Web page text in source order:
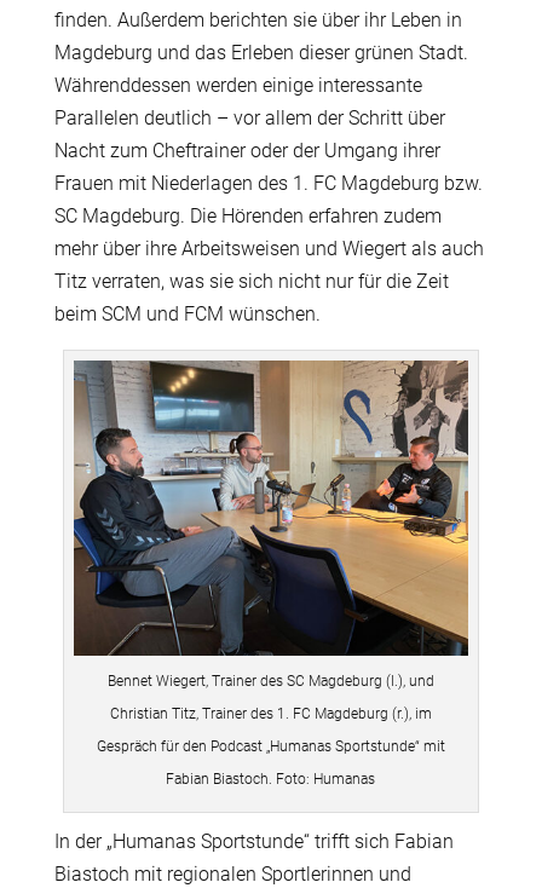
finden. Außerdem berichten sie über ihr Leben in
Magdeburg und das Erleben dieser grünen Stadt.
Währenddessen werden einige interessante
Parallelen deutlich – vor allem der Schritt über
Nacht zum Cheftrainer oder der Umgang ihrer
Frauen mit Niederlagen des 1. FC Magdeburg bzw.
SC Magdeburg. Die Hörenden erfahren zudem
mehr über ihre Arbeitsweisen und Wiegert als auch
Titz verraten, was sie sich nicht nur für die Zeit
beim SCM und FCM wünschen.
Bennet Wiegert, Trainer des SC Magdeburg (l.), und
Christian Titz, Trainer des 1. FC Magdeburg (r.), im
Gespräch für den Podcast „Humanas Sportstunde“ mit
Fabian Biastoch. Foto: Humanas
In der „Humanas Sportstunde“ trifft sich Fabian
Biastoch mit regionalen Sportlerinnen und